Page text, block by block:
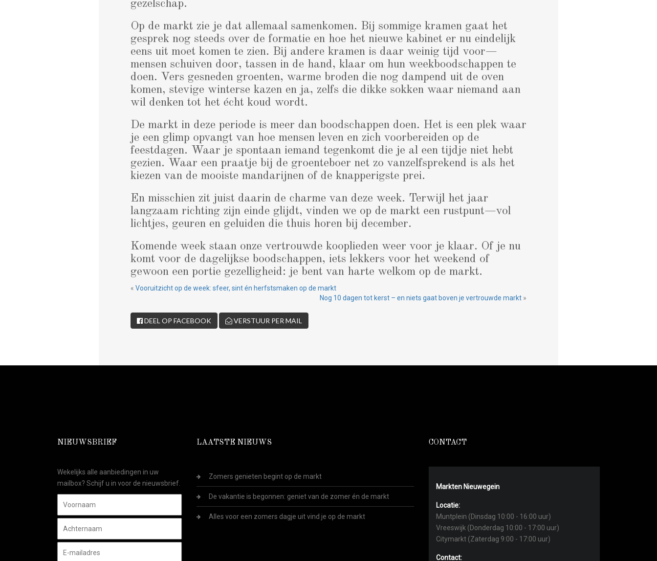
gezelschap.
Op de markt zie je dat allemaal samenkomen. Bij sommige kramen gaat het
gesprek nog steeds over de formatie en hoe het nieuwe kabinet er nu eindelijk
eens uit moet komen te zien. Bij andere kramen is daar weinig tijd voor—
mensen schuiven door, tassen in de hand, klaar om hun weekboodschappen te
doen. Vers gesneden groenten, warme broden die nog dampend uit de oven
komen, stevige winterse kazen en ja, zelfs die dikke sokken waar niemand aan
wil denken tot het écht koud wordt.
De markt in deze periode is meer dan boodschappen doen. Het is een plek waar
je een glimp opvangt van hoe mensen leven en zich voorbereiden op de
feestdagen. Waar je spontaan iemand tegenkomt die je al een tijdje niet hebt
gezien. Waar een praatje bij de groenteboer net zo vanzelfsprekend is als het
kiezen van de mooiste mandarijnen of de knapperigste prei.
En misschien zit juist daarin de charme van deze week. Terwijl het jaar
langzaam richting zijn einde glijdt, vinden we op de markt een rustpunt—vol
lichtjes, geuren en geluiden die thuis horen bij december.
Komende week staan onze vertrouwde kooplieden weer voor je klaar. Of je nu
komt voor de dagelijkse boodschappen, iets lekkers voor het weekend of
gewoon een portie gezelligheid: je bent van harte welkom op de markt.
« Vooruitzicht op de week: sfeer, sint én herfstsmaken op de markt
Nog 10 dagen tot kerst – en niets gaat boven je vertrouwde markt »
DEEL OP FACEBOOK VERSTUUR PER MAIL
NIEUWSBRIEF
Wekelijks alle aanbiedingen in uw
mailbox? Schijf u in voor de nieuwsbrief.
LAATSTE NIEUWS
Zomers genieten begint op de markt
De vakantie is begonnen: geniet van de zomer én de markt
Alles voor een zomers dagje uit vind je op de markt
CONTACT
Markten Nieuwegein
Locatie:
Muntplein (Dinsdag 10:00 - 16:00 uur)
Vreeswijk (Donderdag 10:00 - 17:00 uur)
Citymarkt (Zaterdag 9:00 - 17:00 uur)
Contact: